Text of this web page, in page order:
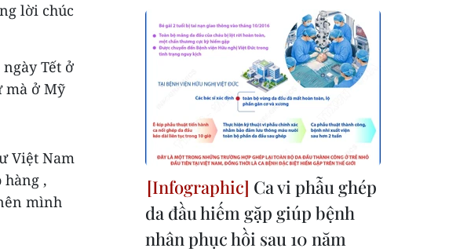
lời chúc
Tết ở
mà ở Mỹ
Việt Nam
hàng ,
mình
Ca vi phẫu ghép
da đầu hiếm gặp giúp bệnh
nhân phục hồi sau 10 năm